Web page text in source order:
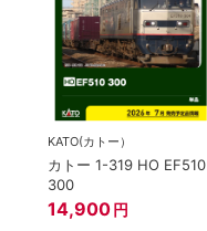
KATO(カトー）
カトー 1-319 HO EF510
300
14,900 円